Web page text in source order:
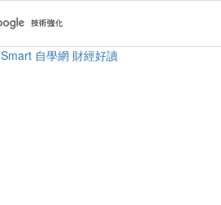
Smart 自學網 財經好讀